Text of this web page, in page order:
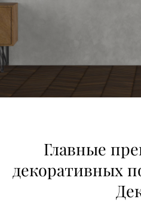
Главные
декоративных